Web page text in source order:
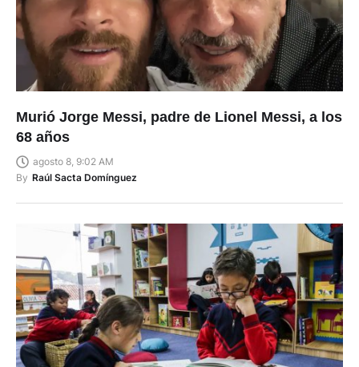
Murió Jorge Messi, padre de Lionel Messi, a los
68 años
agosto 8, 9:02 AM
By Raúl Sacta Domínguez